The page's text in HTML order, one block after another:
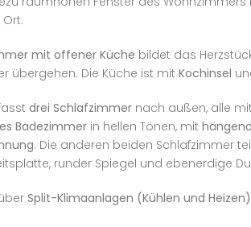
mit offener Küche bildet das
übergehen. Die Küche ist mit Kochinsel
drei Schlafzimmer nach außen, alle mit
Badezimmer in hellen Tönen, mit
. Die anderen beiden Schlafzimmer
runder Spiegel und ebenerdige
Split-Klimaanlagen (Kühlen und Heizen)